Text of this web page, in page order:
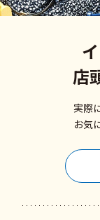
店
実際
お気